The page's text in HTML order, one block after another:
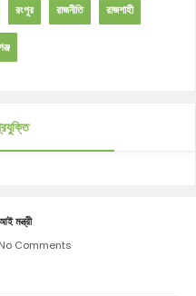
রংপুর রাজনীতি রাজশাহী
মন্ত্রী
No Comments